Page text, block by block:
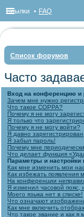
Ссылки FAQ
Список форумов
Часто
Вход на конференцию и
Зачем мне нужно
Что такое COPPA?
Почему я не могу
Я только что
Почему я не могу войти?
Я давно
Я забыл пароль!
Почему мне
Что делает функция
Параметры и настройки
Как мне изменить мои
Как избежать появления
На конференции
Я изменил часовой пояс,
Моего языка нет в списке!
Что означают
Как мне включить
Что такое звание и как я